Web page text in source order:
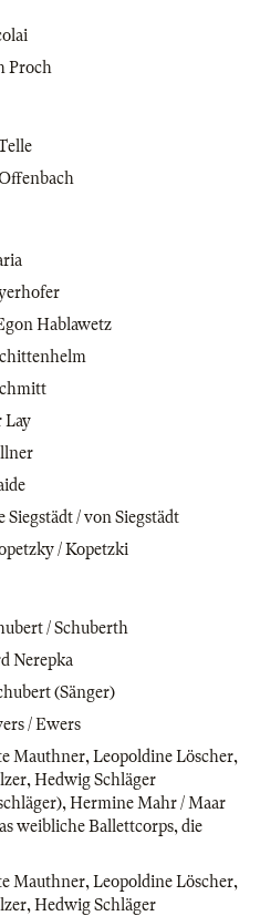
Proch
Hablawetz
Lay
Siegstädt / von Siegstädt
/ Kopetzki
/ Schuberth
Nerepka
(Sänger)
/ Ewers
Mauthner,Leopoldine Löscher,
,Hedwig Schläger
,Hermine Mahr / Maar
weibliche Ballettcorps,die
Mauthner,Leopoldine Löscher,
,Hedwig Schläger